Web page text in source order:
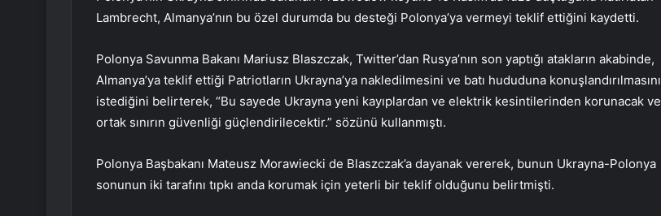
Lambrecht, Almanya’nın bu özel durumda bu desteği Polonya’ya vermeyi teklif ettiğini kaydetti.
Polonya Savunma Bakanı Mariusz Blaszczak, Twitter’dan Rusya’nın son yaptığı atakların akabinde,
Almanya’ya teklif ettiği Patriotların Ukrayna’ya nakledilmesini ve batı hududuna konuşlandırılmasını
istediğini belirterek, “Bu sayede Ukrayna yeni kayıplardan ve elektrik kesintilerinden korunacak ve
ortak sınırın güvenliği güçlendirilecektir.” sözünü kullanmıştı.
Polonya Başbakanı Mateusz Morawiecki de Blaszczak’a dayanak vererek, bunun Ukrayna-Polonya
sonunun iki tarafını tıpkı anda korumak için yeterli bir teklif olduğunu belirtmişti.